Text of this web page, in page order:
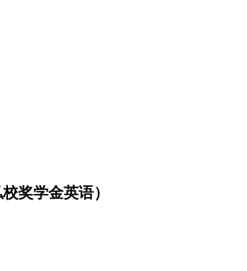
奖学金英语）